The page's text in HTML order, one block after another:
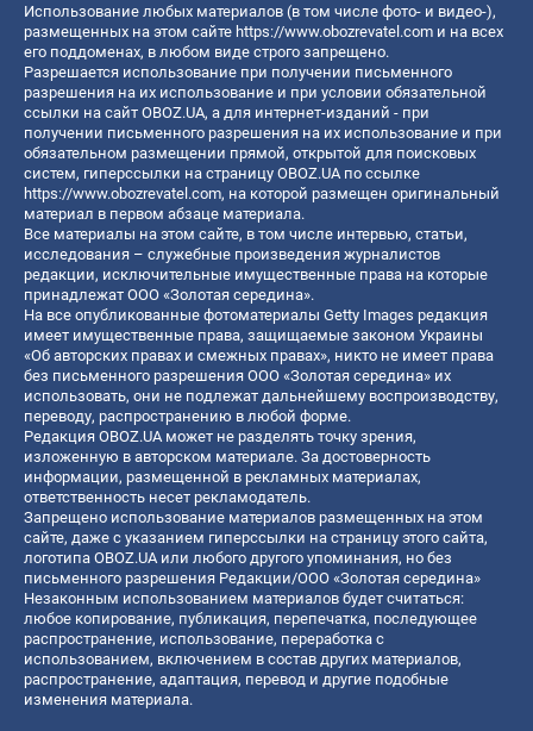
Использование любых материалов (в том числе фото- и видео-),
размещенных на этом сайте https://www.obozrevatel.com и на всех
его поддоменах, в любом виде строго запрещено.
Разрешается использование при получении письменного
разрешения на их использование и при условии обязательной
ссылки на сайт OBOZ.UA, а для интернет-изданий - при
получении письменного разрешения на их использование и при
обязательном размещении прямой, открытой для поисковых
систем, гиперссылки на страницу OBOZ.UA по ссылке
https://www.obozrevatel.com, на которой размещен оригинальный
материал в первом абзаце материала.
Все материалы на этом сайте, в том числе интервью, статьи,
исследования – служебные произведения журналистов
редакции, исключительные имущественные права на которые
принадлежат ООО «Золотая середина».
На все опубликованные фотоматериалы Getty Images редакция
имеет имущественные права, защищаемые законом Украины
«Об авторских правах и смежных правах», никто не имеет права
без письменного разрешения ООО «Золотая середина» их
использовать, они не подлежат дальнейшему воспроизводству,
переводу, распространению в любой форме.
Редакция OBOZ.UA может не разделять точку зрения,
изложенную в авторском материале. За достоверность
информации, размещенной в рекламных материалах,
ответственность несет рекламодатель.
Запрещено использование материалов размещенных на этом
сайте, даже с указанием гиперссылки на страницу этого сайта,
логотипа OBOZ.UA или любого другого упоминания, но без
письменного разрешения Редакции/ООО «Золотая середина»
Незаконным использованием материалов будет считаться:
любое копирование, публикация, перепечатка, последующее
распространение, использование, переработка с
использованием, включением в состав других материалов,
распространение, адаптация, перевод и другие подобные
изменения материала.